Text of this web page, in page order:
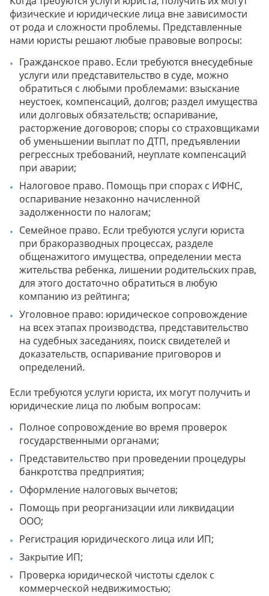
физические и юридические лица вне зависимости
от рода и сложности проблемы. Представленные
нами юристы решают любые правовые вопросы:
Гражданское право. Если требуются внесудебные
услуги или представительство в суде, можно
обратиться с любыми проблемами: взыскание
неустоек, компенсаций, долгов; раздел имущества
или долговых обязательств; оспаривание,
расторжение договоров; споры со страховщиками
об уменьшении выплат по ДТП, предъявлении
регрессных требований, неуплате компенсаций
при аварии;
Налоговое право. Помощь при спорах с ИФНС,
оспаривание незаконно начисленной
задолженности по налогам;
Семейное право. Если требуются услуги юриста
при бракоразводных процессах, разделе
общенажитого имущества, определении места
жительства ребенка, лишении родительских прав,
для этого достаточно обратиться в любую
компанию из рейтинга;
Уголовное право: юридическое сопровождение
на всех этапах производства, представительство
на судебных заседаниях, поиск свидетелей и
доказательств, оспаривание приговоров и
определений.
Если требуются услуги юриста, их могут получить и
юридические лица по любым вопросам:
Полное сопровождение во время проверок
государственными органами;
Представительство при проведении процедуры
банкротства предприятия;
Оформление налоговых вычетов;
Помощь при реорганизации или ликвидации
ООО;
Регистрация юридического лица или ИП;
Закрытие ИП;
Проверка юридической чистоты сделок с
коммерческой недвижимостью;